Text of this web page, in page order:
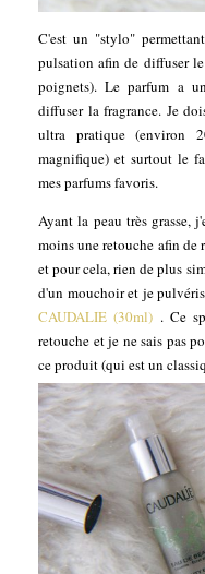
C'est un "stylo"
pulsation afin de diffuser
poignets). Le parfum a
diffuser la fragrance. Je
ultra pratique (environ
magnifique) et surtout le
mes parfums favoris.
Ayant la peau très grasse,
moins une retouche afin de
et pour cela, rien de plus
d'un mouchoir et je
CAUDALIE (30ml). Ce
retouche et je ne sais pas
ce produit (qui est un